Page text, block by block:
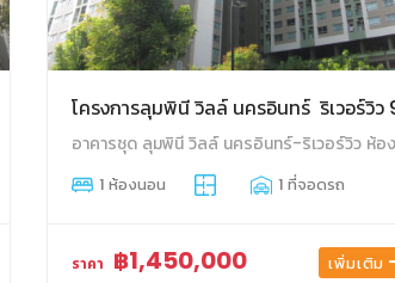
1 ห้องนอน 1 ที่จอดรถ
ราคา ฿1,450,000 เพิ่มเติม